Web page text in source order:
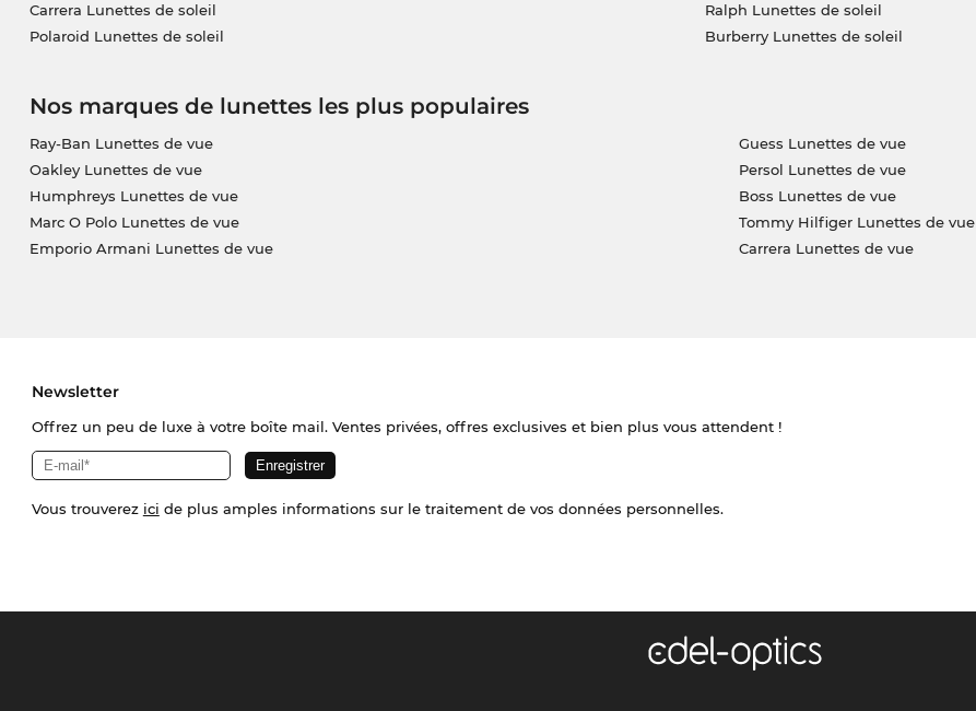
Carrera Lunettes de soleil
Polaroid Lunettes de soleil
Ralph Lunettes de soleil
Burberry Lunettes de soleil
Nos marques de lunettes les plus populaires
Ray-Ban Lunettes de vue
Oakley Lunettes de vue
Humphreys Lunettes de vue
Marc O Polo Lunettes de vue
Emporio Armani Lunettes de vue
Guess Lunettes de vue
Persol Lunettes de vue
Boss Lunettes de vue
Tommy Hilfiger Lunettes de vue
Carrera Lunettes de vue
Newsletter
Offrez un peu de luxe à votre boîte mail. Ventes privées, offres exclusives et bien plus vous attendent !
Vous trouverez ici de plus amples informations sur le traitement de vos données personnelles.